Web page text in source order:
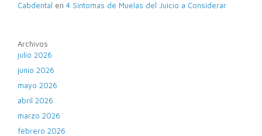
Cabdental en 4 Síntomas de Muelas del Juicio a Considerar
Archivos
julio 2026
junio 2026
mayo 2026
abril 2026
marzo 2026
febrero 2026